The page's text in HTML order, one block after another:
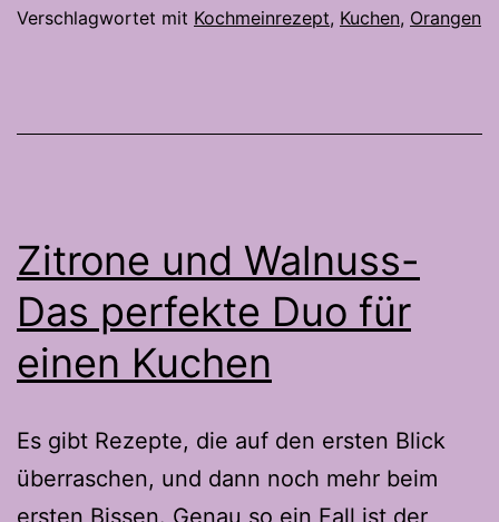
angehaucht
Verschlagwortet mit Kochmeinrezept, Kuchen, Orangen
Zitrone und Walnuss-
Das perfekte Duo für
einen Kuchen
Es gibt Rezepte, die auf den ersten Blick
überraschen, und dann noch mehr beim
ersten Bissen. Genau so ein Fall ist der